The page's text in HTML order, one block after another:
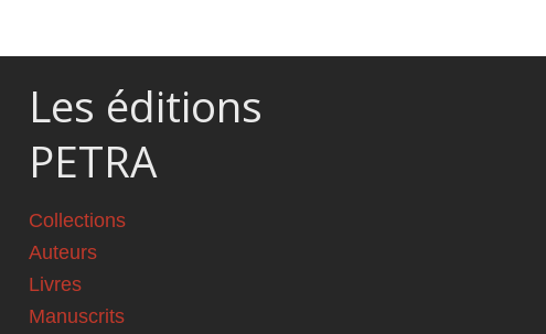
Les éditions
PETRA
Collections
Auteurs
Livres
Manuscrits